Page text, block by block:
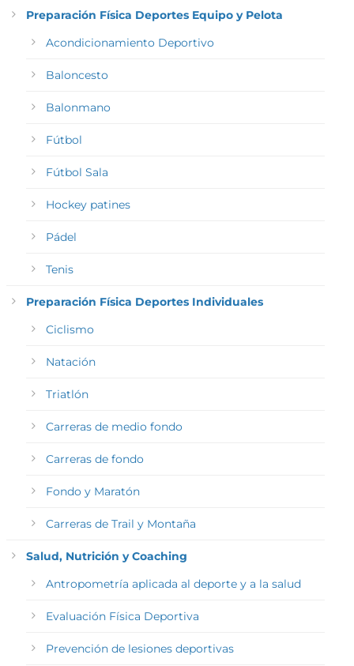
Preparación Física Deportes Equipo y Pelota
Acondicionamiento Deportivo
Baloncesto
Balonmano
Fútbol
Fútbol Sala
Hockey patines
Pádel
Tenis
Preparación Física Deportes Individuales
Ciclismo
Natación
Triatlón
Carreras de medio fondo
Carreras de fondo
Fondo y Maratón
Carreras de Trail y Montaña
Salud, Nutrición y Coaching
Antropometría aplicada al deporte y a la salud
Evaluación Física Deportiva
Prevención de lesiones deportivas